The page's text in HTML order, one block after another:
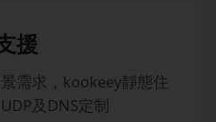
援
需求，kookeey靜態住
及DNS定制